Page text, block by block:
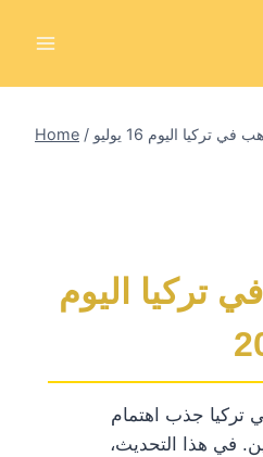
Home / سعر الذهب في تركيا اليوم 16 يوليو
تركيا اليوم
تركيا جذب اهتمام
في هذا التحديث،